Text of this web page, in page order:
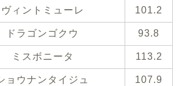
ヴィントミューレ 101.2
ドラゴンゴクウ 93.8
ミスボニータ 113.2
ョウナンタイジュ 107.9